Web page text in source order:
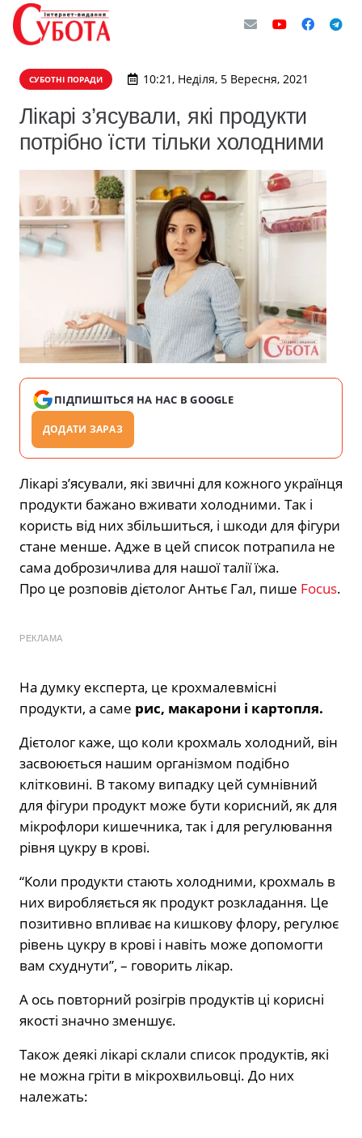
СУБОТНІ ПОРАДИ 10:21, Неділя, 5 Вересня, 2021
Лікарі з’ясували, які продукти
потрібно їсти тільки холодними
ПІДПИШІТЬСЯ НА НАС В GOOGLE
ДОДАТИ ЗАРАЗ
Лікарі з’ясували, які звичні для кожного українця
продукти бажано вживати холодними. Так і
користь від них збільшиться, і шкоди для фігури
стане менше. Адже в цей список потрапила не
сама доброзичлива для нашої талії їжа.
Про це розповів дієтолог Антьє Гал, пише Focus.
РЕКЛАМА
На думку експерта, це крохмалевмісні
продукти, а саме рис, макарони і картопля.
Дієтолог каже, що коли крохмаль холодний, він
засвоюється нашим організмом подібно
клітковині. В такому випадку цей сумнівний
для фігури продукт може бути корисний, як для
мікрофлори кишечника, так і для регулювання
рівня цукру в крові.
“Коли продукти стають холодними, крохмаль в
них виробляється як продукт розкладання. Це
позитивно впливає на кишкову флору, регулює
рівень цукру в крові і навіть може допомогти
вам схуднути”, – говорить лікар.
А ось повторний розігрів продуктів ці корисні
якості значно зменшує.
Також деякі лікарі склали список продуктів, які
не можна гріти в мікрохвильовці. До них
належать: